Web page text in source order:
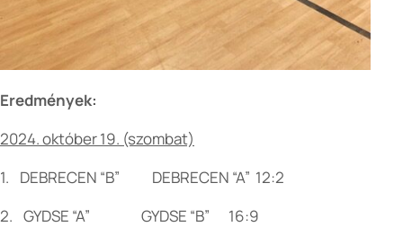
Eredmények:
2024. október 19. (szombat)
1. DEBRECEN “B” DEBRECEN “A” 12:2
2. GYDSE “A” GYDSE “B” 16:9